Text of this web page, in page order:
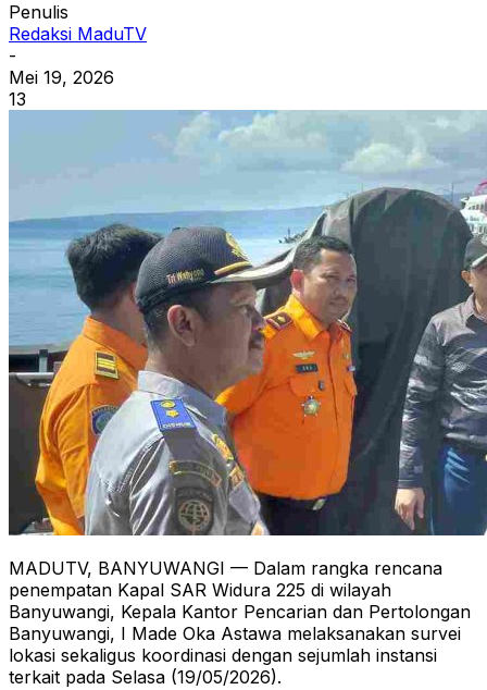
Penulis
Redaksi MaduTV
-
Mei 19, 2026
13
MADUTV, BANYUWANGI — Dalam rangka rencana
penempatan Kapal SAR Widura 225 di wilayah
Banyuwangi, Kepala Kantor Pencarian dan Pertolongan
Banyuwangi, I Made Oka Astawa melaksanakan survei
lokasi sekaligus koordinasi dengan sejumlah instansi
terkait pada Selasa (19/05/2026).